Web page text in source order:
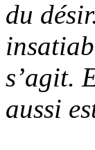
du
s’agit.
aussi